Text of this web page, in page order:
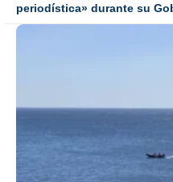
periodística» durante su